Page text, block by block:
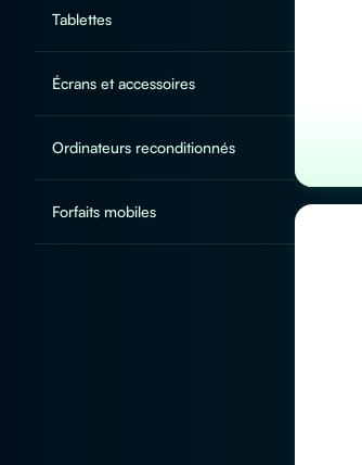
Tablettes
Écrans et accessoires
Ordinateurs reconditionnés
Forfaits mobiles